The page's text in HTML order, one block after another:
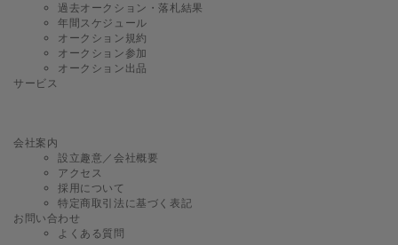
過去オークション・落札結果
年間スケジュール
オークション規約
オークション参加
オークション出品
サービス
会社案内
設立趣意／会社概要
アクセス
採用について
特定商取引法に基づく表記
お問い合わせ
よくある質問